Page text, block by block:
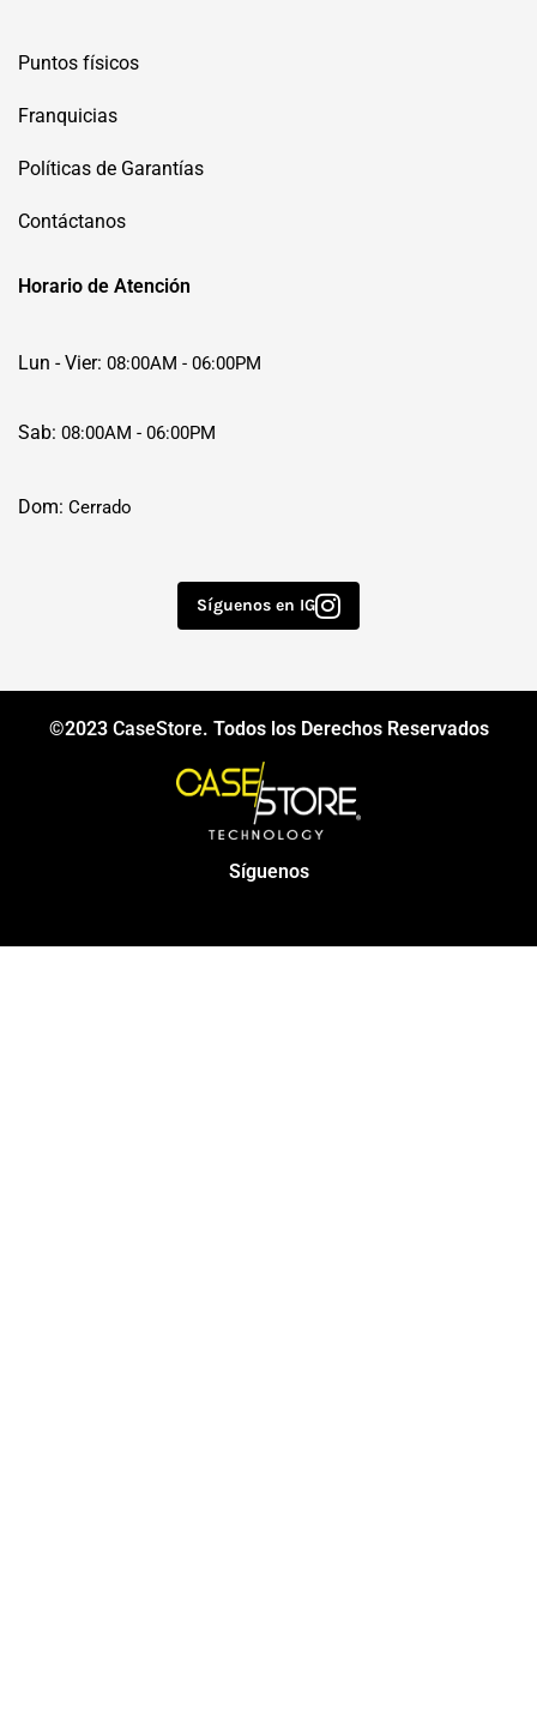
Puntos físicos
Franquicias
Políticas de Garantías
Contáctanos
Horario de Atención
Lun - Vier: 08:00AM - 06:00PM
Sab: 08:00AM - 06:00PM
Dom: Cerrado
Síguenos en IG
©2023 CaseStore. Todos los Derechos Reservados
Síguenos